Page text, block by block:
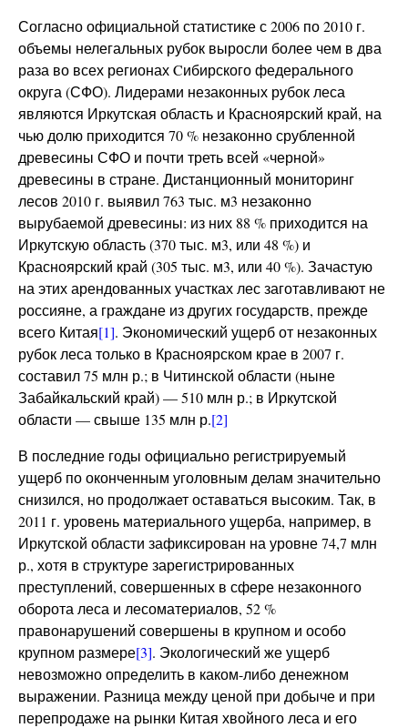
Согласно официальной статистике с 2006 по 2010 г.
объемы нелегальных рубок выросли более чем в два
раза во всех регионах Cибирского федерального
округа (СФО). Лидерами незаконных рубок леса
являются Иркутская область и Красноярский край, на
чью долю приходится 70 % незаконно срубленной
древесины СФО и почти треть всей «черной»
древесины в стране. Дистанционный мониторинг
лесов 2010 г. выявил 763 тыс. м3 незаконно
вырубаемой древесины: из них 88 % приходится на
Иркутскую область (370 тыс. м3, или 48 %) и
Красноярский край (305 тыс. м3, или 40 %). Зачастую
на этих арендованных участках лес заготавливают не
россияне, а граждане из других государств, прежде
всего Китая[1]. Экономический ущерб от незаконных
рубок леса только в Красноярском крае в 2007 г.
составил 75 млн р.; в Читинской области (ныне
Забайкальский край) — 510 млн р.; в Иркутской
области — свыше 135 млн р.[2]
В последние годы официально регистрируемый
ущерб по оконченным уголовным делам значительно
снизился, но продолжает оставаться высоким. Так, в
2011 г. уровень материального ущерба, например, в
Иркутской области зафиксирован на уровне 74,7 млн
р., хотя в структуре зарегистрированных
преступлений, совершенных в сфере незаконного
оборота леса и лесоматериалов, 52 %
правонарушений совершены в крупном и особо
крупном размере[3]. Экологический же ущерб
невозможно определить в каком-либо денежном
выражении. Разница между ценой при добыче и при
перепродаже на рынки Китая хвойного леса и его